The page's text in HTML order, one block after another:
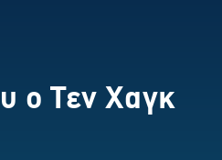
ο Τεν Χαγκ